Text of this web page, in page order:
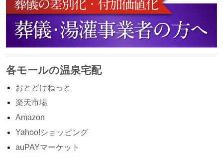
各モールの温泉宅配
おとどけねっと
楽天市場
Amazon
Yahoo!ショッピング
auPAYマーケット